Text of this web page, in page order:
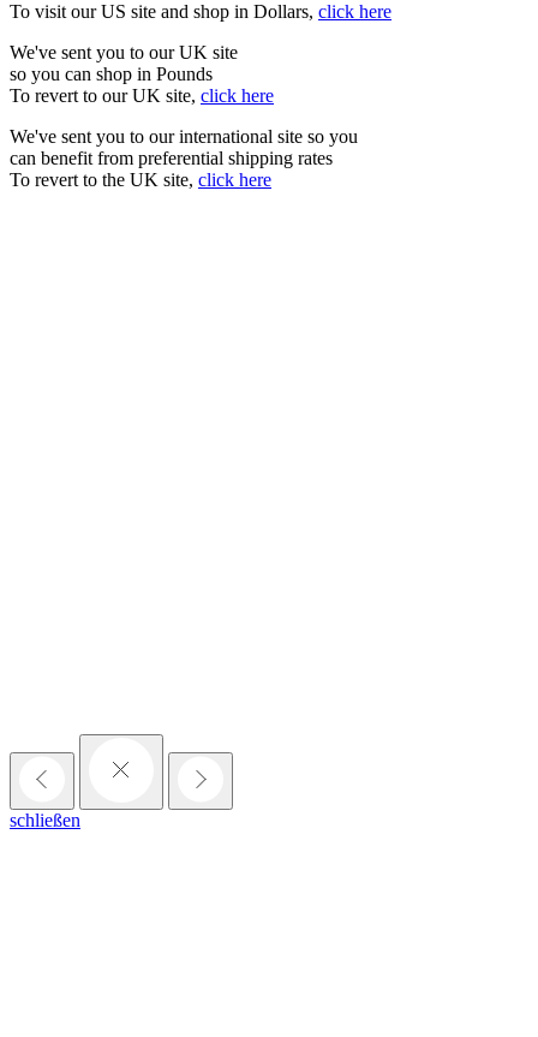
To visit our US site and shop in Dollars, click here
We've sent you to our UK site
so you can shop in Pounds
To revert to our UK site, click here
We've sent you to our international site so you
can benefit from preferential shipping rates
To revert to the UK site, click here
schließen